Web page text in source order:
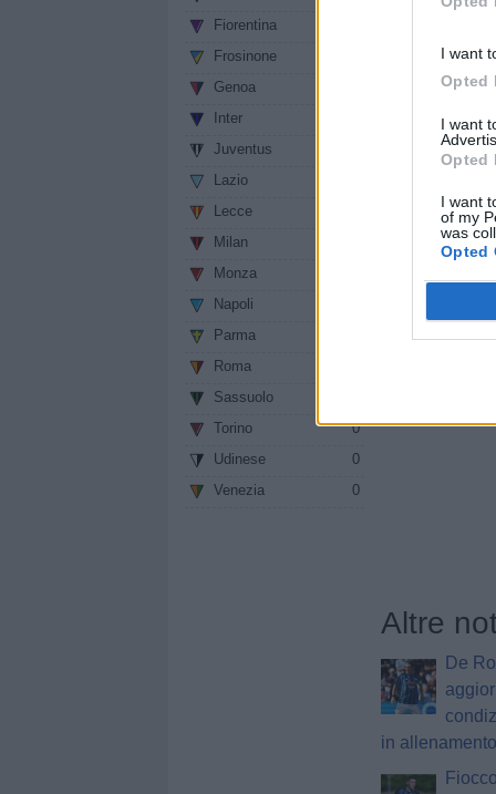
I want
Opted
I want
Opted
I want
of my
was
Opted
Fiorentina
Frosinone
Genoa
Inter
Juventus
Lazio
Lecce
Milan
Monza
Napoli
Parma
Roma
Sassuolo
Torino
0
Udinese
0
Venezia
0
Altre
De
in allenamento